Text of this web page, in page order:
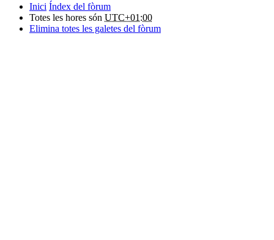
Inici Índex del fòrum
Totes les hores són UTC+01:00
Elimina totes les galetes del fòrum